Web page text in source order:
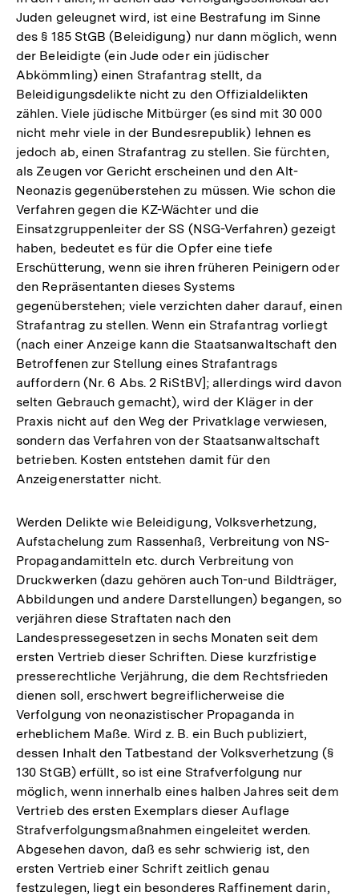
Juden geleugnet wird, ist eine Bestrafung im Sinne
des § 185 StGB (Beleidigung) nur dann möglich, wenn
der Beleidigte (ein Jude oder ein jüdischer
Abkömmling) einen Strafantrag stellt, da
Beleidigungsdelikte nicht zu den Offizialdelikten
zählen. Viele jüdische Mitbürger (es sind mit 30 000
nicht mehr viele in der Bundesrepublik) lehnen es
jedoch ab, einen Strafantrag zu stellen. Sie fürchten,
als Zeugen vor Gericht erscheinen und den Alt-
Neonazis gegenüberstehen zu müssen. Wie schon die
Verfahren gegen die KZ-Wächter und die
Einsatzgruppenleiter der SS (NSG-Verfahren) gezeigt
haben, bedeutet es für die Opfer eine tiefe
Erschütterung, wenn sie ihren früheren Peinigern oder
den Repräsentanten dieses Systems
gegenüberstehen; viele verzichten daher darauf, einen
Strafantrag zu stellen. Wenn ein Strafantrag vorliegt
(nach einer Anzeige kann die Staatsanwaltschaft den
Betroffenen zur Stellung eines Strafantrags
auffordern (Nr. 6 Abs. 2 RiStBV]; allerdings wird davon
selten Gebrauch gemacht), wird der Kläger in der
Praxis nicht auf den Weg der Privatklage verwiesen,
sondern das Verfahren von der Staatsanwaltschaft
betrieben. Kosten entstehen damit für den
Anzeigenerstatter nicht.
Werden Delikte wie Beleidigung, Volksverhetzung,
Aufstachelung zum Rassenhaß, Verbreitung von NS-
Propagandamitteln etc. durch Verbreitung von
Druckwerken (dazu gehören auch Ton-und Bildträger,
Abbildungen und andere Darstellungen) begangen, so
verjähren diese Straftaten nach den
Landespressegesetzen in sechs Monaten seit dem
ersten Vertrieb dieser Schriften. Diese kurzfristige
presserechtliche Verjährung, die dem Rechtsfrieden
dienen soll, erschwert begreiflicherweise die
Verfolgung von neonazistischer Propaganda in
erheblichem Maße. Wird z. B. ein Buch publiziert,
dessen Inhalt den Tatbestand der Volksverhetzung (§
130 StGB) erfüllt, so ist eine Strafverfolgung nur
möglich, wenn innerhalb eines halben Jahres seit dem
Vertrieb des ersten Exemplars dieser Auflage
Strafverfolgungsmaßnahmen eingeleitet werden.
Abgesehen davon, daß es sehr schwierig ist, den
ersten Vertrieb einer Schrift zeitlich genau
festzulegen, liegt ein besonderes Raffinement darin,